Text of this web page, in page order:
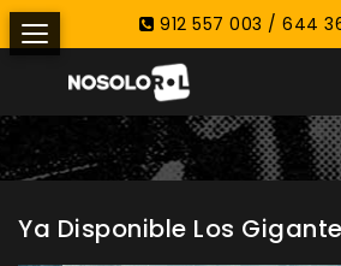
912 557 003 / 644
Ya Disponible Los